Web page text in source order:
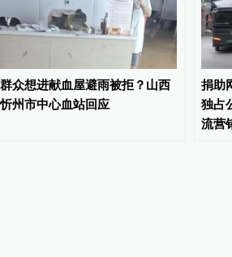
群众想进献血屋避雨被拒？山西
忻州市中心血站回应
捐助
独占
流营